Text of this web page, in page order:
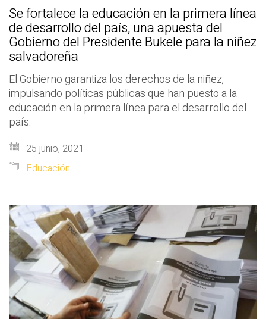
Se fortalece la educación en la primera línea
de desarrollo del país, una apuesta del
Gobierno del Presidente Bukele para la niñez
salvadoreña
El Gobierno garantiza los derechos de la niñez,
impulsando políticas públicas que han puesto a la
educación en la primera línea para el desarrollo del
país.
25 junio, 2021
Educación